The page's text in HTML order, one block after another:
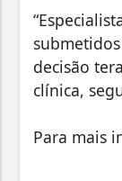
decisão
clínica,
Para mais